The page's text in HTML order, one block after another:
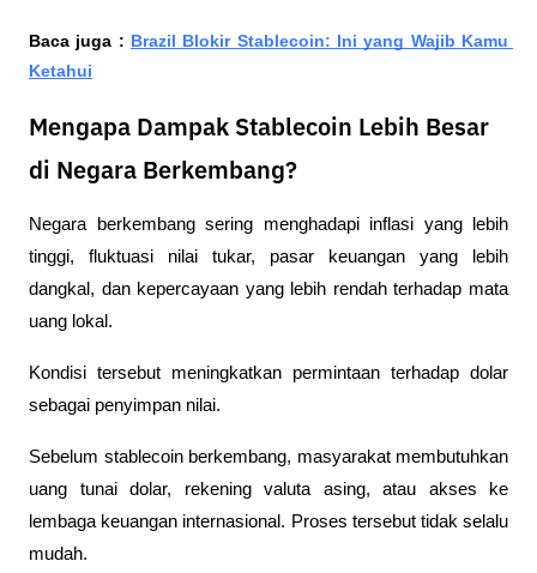
Baca juga : Brazil Blokir Stablecoin: Ini yang Wajib Kamu
Ketahui
Mengapa Dampak Stablecoin Lebih Besar
di Negara Berkembang?
Negara berkembang sering menghadapi inflasi yang lebih
tinggi, fluktuasi nilai tukar, pasar keuangan yang lebih
dangkal, dan kepercayaan yang lebih rendah terhadap mata
uang lokal.
Kondisi tersebut meningkatkan permintaan terhadap dolar
sebagai penyimpan nilai.
Sebelum stablecoin berkembang, masyarakat membutuhkan
uang tunai dolar, rekening valuta asing, atau akses ke
lembaga keuangan internasional. Proses tersebut tidak selalu
mudah.